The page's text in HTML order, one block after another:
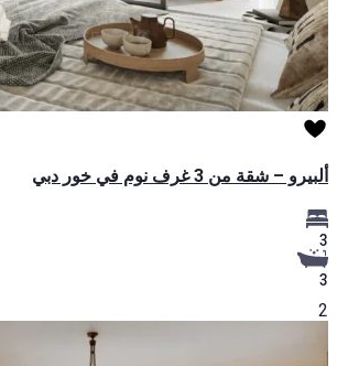
ألبيرو – شقة من 3 غرف نوم في خور دبي
3
3
2